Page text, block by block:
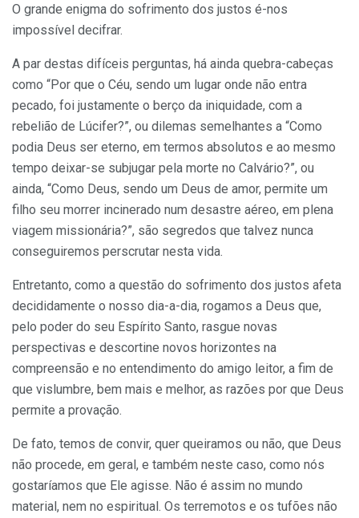
O grande enigma do sofrimento dos justos é-nos
impossível decifrar.
A par destas difíceis perguntas, há ainda quebra-cabeças
como “Por que o Céu, sendo um lugar onde não entra
pecado, foi justamente o berço da iniquidade, com a
rebelião de Lúcifer?”, ou dilemas semelhantes a “Como
podia Deus ser eterno, em termos absolutos e ao mesmo
tempo deixar-se subjugar pela morte no Calvário?”, ou
ainda, “Como Deus, sendo um Deus de amor, permite um
filho seu morrer incinerado num desastre aéreo, em plena
viagem missionária?”, são segredos que talvez nunca
conseguiremos perscrutar nesta vida.
Entretanto, como a questão do sofrimento dos justos afeta
decididamente o nosso dia-a-dia, rogamos a Deus que,
pelo poder do seu Espírito Santo, rasgue novas
perspectivas e descortine novos horizontes na
compreensão e no entendimento do amigo leitor, a fim de
que vislumbre, bem mais e melhor, as razões por que Deus
permite a provação.
De fato, temos de convir, quer queiramos ou não, que Deus
não procede, em geral, e também neste caso, como nós
gostaríamos que Ele agisse. Não é assim no mundo
material, nem no espiritual. Os terremotos e os tufões não